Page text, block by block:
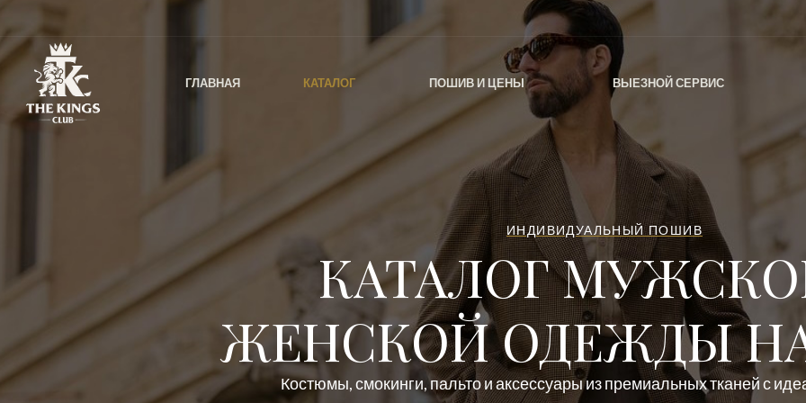
ГЛАВНАЯ КАТАЛОГ ПОШИВ И ЦЕНЫ ВЫЕЗНОЙ СЕРВИС
ИНДИВИДУАЛЬНЫЙ ПОШИВ
КАТАЛОГ
ЖЕНСКОЙ ОДЕЖДЫ
Костюмы, смокинги, пальто и аксессуары из премиальных тканей с